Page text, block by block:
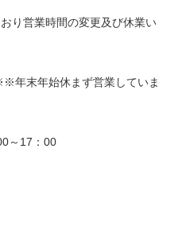
り営業時間の変更及び休業い
年末年始休まず営業していま
～17：00